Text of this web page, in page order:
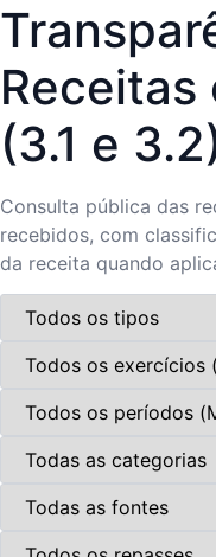
Receitas
(3.1 e
Consulta pública das
recebidos, com
da receita quando